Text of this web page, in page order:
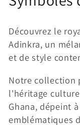
l
l
e
c
t
Découvrez le
Adinkra, un
et de style
Notre collection
l'héritage
Ghana, dépeint
emblématiques